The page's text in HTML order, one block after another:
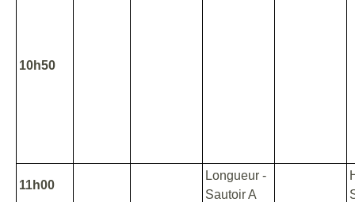
10h50
11h00
Longueur -
Sautoir A